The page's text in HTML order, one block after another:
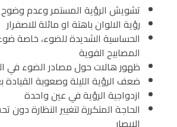
تشويش الرؤية المستمر وعدم وضوح
رؤية الالوان باهتة او مائلة للاصفرار
الحساسية الشديدة للضوء، خاصة
المصابيح الفوية
ظهور هالات حول مصادر الضوء في
ضعف الرؤية الليلة وصعوبة القيادة
ازدواجية الرؤية في عين واحدة
الحاجة المتكررة لتغيير النظارة
الابصار